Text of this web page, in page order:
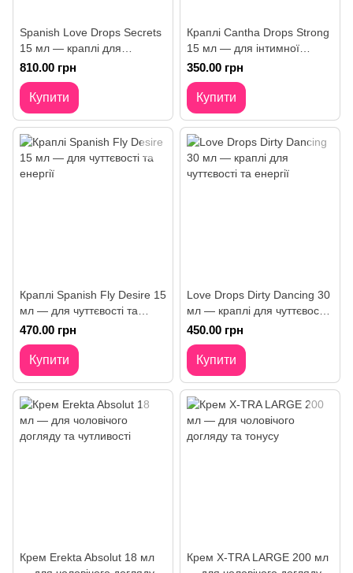
Spanish Love Drops Secrets
15 мл — краплі для
чуттєвості та енергії
810.00 грн
Купити
Краплі Cantha Drops Strong
15 мл — для інтимної
енергії та тонусу
350.00 грн
Купити
Краплі Spanish Fly Desire 15
мл — для чуттєвості та
енергії
470.00 грн
Купити
Love Drops Dirty Dancing 30
мл — краплі для чуттєвості
та енергії
450.00 грн
Купити
Крем Erekta Absolut 18 мл
Крем X-TRA LARGE 200 мл